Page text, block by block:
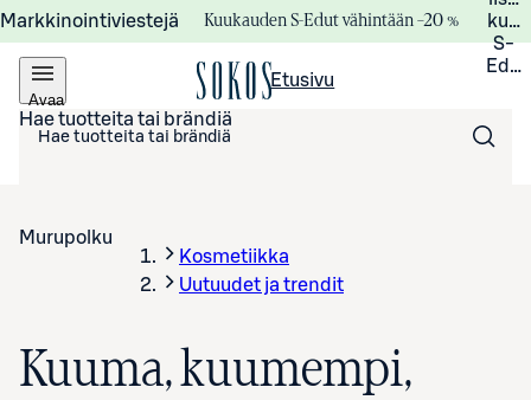
Markkinointiviestejä Kuukauden S-Edut vähintään –20 %
S-
Avaa
valikko
Etusivu
Hae tuotteita tai brändiä
Murupolku
Kosmetiikka
Uutuudet ja trendit
Kuuma, kuumempi,